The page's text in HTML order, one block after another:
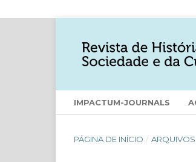
IMPACTUM-JOURNALS
PÁGINA DE INÍCIO / ARQUIVOS